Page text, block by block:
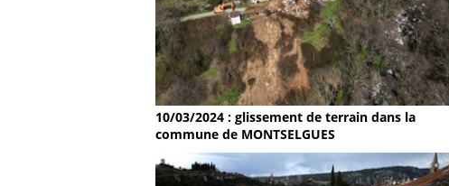
10/03/2024 : glissement de terrain dans la
commune de MONTSELGUES